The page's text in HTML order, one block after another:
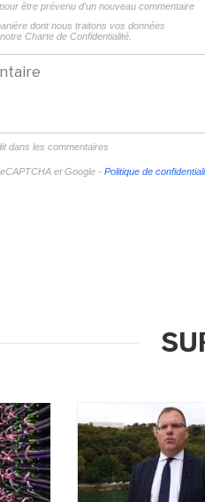
être prévenu d'un nouveau commentaire
dont nous traitons vos données
Charte de Confidentialité.
dans les commentaires
et Google - Politique de